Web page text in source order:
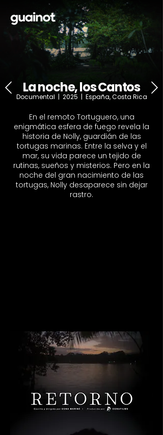
La noche, los Cantos
Documental | 2025 | España, Costa Rica
En el remoto Tortuguero, una
enigmática esfera de fuego revela la
historia de Nolly, guardián de las
tortugas marinas. Entre la selva y el
mar, su vida parece un tejido de
rutinas, sueños y misterios. Pero en la
noche del gran nacimiento de las
tortugas, Nolly desaparece sin dejar
rastro.